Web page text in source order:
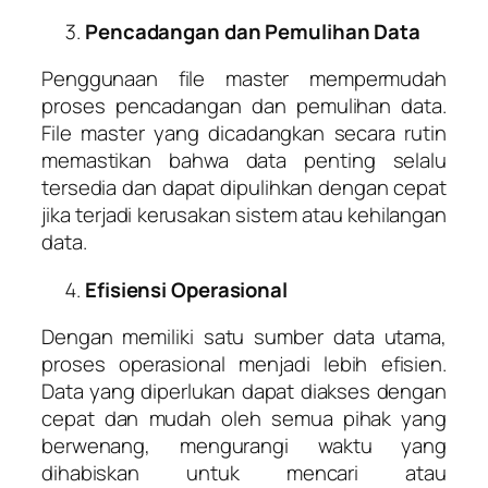
Pencadangan dan Pemulihan Data
Penggunaan file master mempermudah
proses pencadangan dan pemulihan data.
File master yang dicadangkan secara rutin
memastikan bahwa data penting selalu
tersedia dan dapat dipulihkan dengan cepat
jika terjadi kerusakan sistem atau kehilangan
data.
Efisiensi Operasional
Dengan memiliki satu sumber data utama,
proses operasional menjadi lebih efisien.
Data yang diperlukan dapat diakses dengan
cepat dan mudah oleh semua pihak yang
berwenang, mengurangi waktu yang
dihabiskan untuk mencari atau